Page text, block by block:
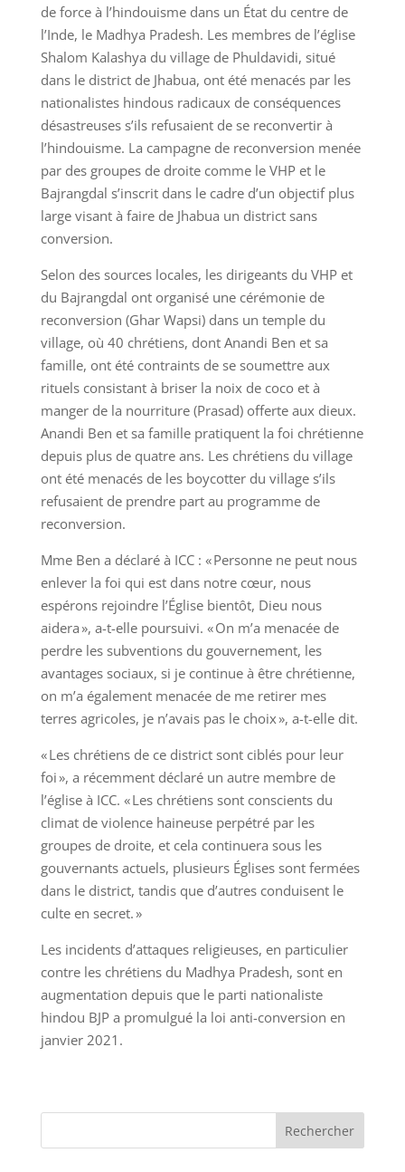
de force à l’hindouisme dans un État du centre de
l’Inde, le Madhya Pradesh. Les membres de l’église
Shalom Kalashya du village de Phuldavidi, situé
dans le district de Jhabua, ont été menacés par les
nationalistes hindous radicaux de conséquences
désastreuses s’ils refusaient de se reconvertir à
l’hindouisme. La campagne de reconversion menée
par des groupes de droite comme le VHP et le
Bajrangdal s’inscrit dans le cadre d’un objectif plus
large visant à faire de Jhabua un district sans
conversion.
Selon des sources locales, les dirigeants du VHP et
du Bajrangdal ont organisé une cérémonie de
reconversion (Ghar Wapsi) dans un temple du
village, où 40 chrétiens, dont Anandi Ben et sa
famille, ont été contraints de se soumettre aux
rituels consistant à briser la noix de coco et à
manger de la nourriture (Prasad) offerte aux dieux.
Anandi Ben et sa famille pratiquent la foi chrétienne
depuis plus de quatre ans. Les chrétiens du village
ont été menacés de les boycotter du village s’ils
refusaient de prendre part au programme de
reconversion.
Mme Ben a déclaré à ICC : « Personne ne peut nous
enlever la foi qui est dans notre cœur, nous
espérons rejoindre l’Église bientôt, Dieu nous
aidera », a-t-elle poursuivi. « On m’a menacée de
perdre les subventions du gouvernement, les
avantages sociaux, si je continue à être chrétienne,
on m’a également menacée de me retirer mes
terres agricoles, je n’avais pas le choix », a-t-elle dit.
« Les chrétiens de ce district sont ciblés pour leur
foi », a récemment déclaré un autre membre de
l’église à ICC. « Les chrétiens sont conscients du
climat de violence haineuse perpétré par les
groupes de droite, et cela continuera sous les
gouvernants actuels, plusieurs Églises sont fermées
dans le district, tandis que d’autres conduisent le
culte en secret. »
Les incidents d’attaques religieuses, en particulier
contre les chrétiens du Madhya Pradesh, sont en
augmentation depuis que le parti nationaliste
hindou BJP a promulgué la loi anti-conversion en
janvier 2021.